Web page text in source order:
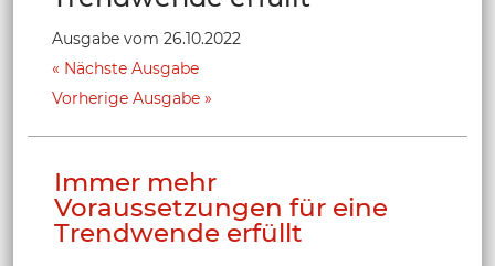
Ausgabe vom 26.10.2022
Nächste Ausgabe
Vorherige Ausgabe
Immer mehr
Voraussetzungen für eine
Trendwende erfüllt